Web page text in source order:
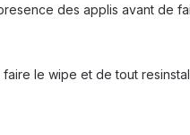
des applis avant de
le wipe et de tout